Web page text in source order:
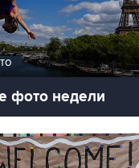
фото недели